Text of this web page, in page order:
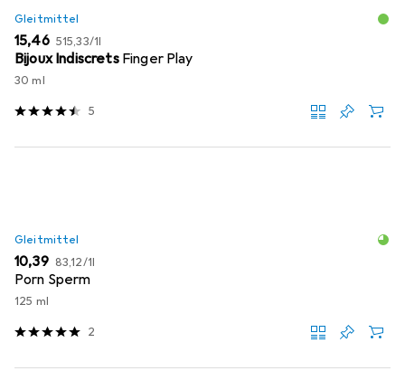
Gleitmittel
EUR
15,46 EUR
515,33/1l
Bijoux Indiscrets Finger Play
30 ml
5
Gleitmittel
EUR
10,39 EUR
83,12/1l
Porn Sperm
125 ml
2